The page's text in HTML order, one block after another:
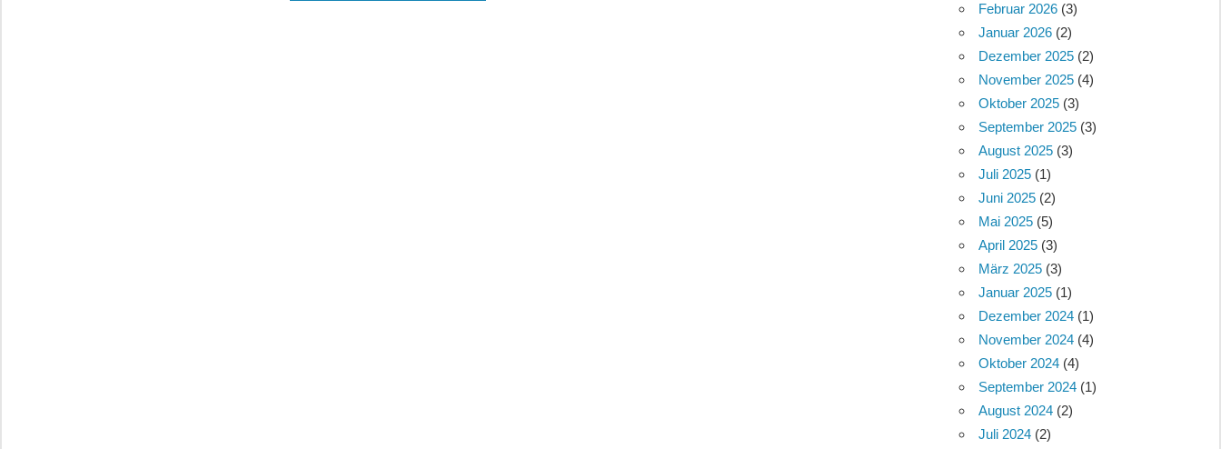
Februar 2026 (3)
Januar 2026 (2)
Dezember 2025 (2)
November 2025 (4)
Oktober 2025 (3)
September 2025 (3)
August 2025 (3)
Juli 2025 (1)
Juni 2025 (2)
Mai 2025 (5)
April 2025 (3)
März 2025 (3)
Januar 2025 (1)
Dezember 2024 (1)
November 2024 (4)
Oktober 2024 (4)
September 2024 (1)
August 2024 (2)
Juli 2024 (2)